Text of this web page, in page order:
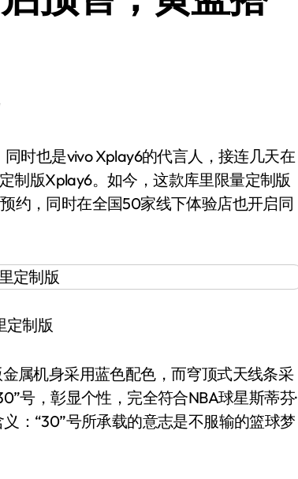
制版Xplay6。如今，这款库里限量定制版
约，同时在全国50家线下体验店也开启同
定制版
机身采用蓝色配色，而穹顶式天线条采
号，彰显个性，完全符合NBA球星斯蒂芬·
：“30”号所承载的意志是不服输的篮球梦